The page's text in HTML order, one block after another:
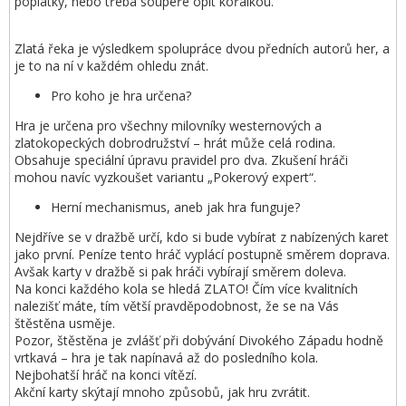
Zlatá řeka je výsledkem spolupráce dvou předních autorů her, a
je to na ní v každém ohledu znát.
Pro koho je hra určena?
Hra je určena pro všechny milovníky westernových a
zlatokopeckých dobrodružství – hrát může celá rodina.
Obsahuje speciální úpravu pravidel pro dva. Zkušení hráči
mohou navíc vyzkoušet variantu „Pokerový expert“.
Herní mechanismus, aneb jak hra funguje?
Nejdříve se v dražbě určí, kdo si bude vybírat z nabízených karet
jako první. Peníze tento hráč vyplácí postupně směrem doprava.
Avšak karty v dražbě si pak hráči vybírají směrem doleva.
Na konci každého kola se hledá ZLATO! Čím více kvalitních
nalezišť máte, tím větší pravděpodobnost, že se na Vás
štěstěna usměje.
Pozor, štěstěna je zvlášť při dobývání Divokého Západu hodně
vrtkavá – hra je tak napínavá až do posledního kola.
Nejbohatší hráč na konci vítězí.
Akční karty skýtají mnoho způsobů, jak hru zvrátit.